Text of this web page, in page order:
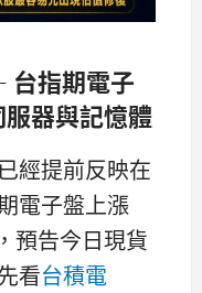
指期電子
器與記憶體
經提前反映在
電子盤上漲
預告今日現貨
看台積電